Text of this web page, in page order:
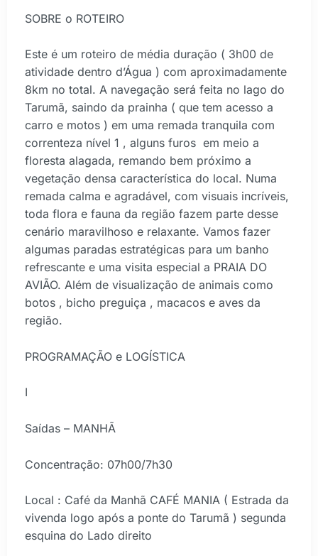
SOBRE o ROTEIRO
Este é um roteiro de média duração ( 3h00 de
atividade dentro d’Água ) com aproximadamente
8km no total. A navegação será feita no lago do
Tarumã, saindo da prainha ( que tem acesso a
carro e motos ) em uma remada tranquila com
correnteza nível 1 , alguns furos em meio a
floresta alagada, remando bem próximo a
vegetação densa característica do local. Numa
remada calma e agradável, com visuais incríveis,
toda flora e fauna da região fazem parte desse
cenário maravilhoso e relaxante. Vamos fazer
algumas paradas estratégicas para um banho
refrescante e uma visita especial a PRAIA DO
AVIÃO. Além de visualização de animais como
botos , bicho preguiça , macacos e aves da
região.
PROGRAMAÇÃO e LOGÍSTICA
I
Saídas – MANHÃ
Concentração: 07h00/7h30
Local : Café da Manhã CAFÉ MANIA ( Estrada da
vivenda logo após a ponte do Tarumã ) segunda
esquina do Lado direito